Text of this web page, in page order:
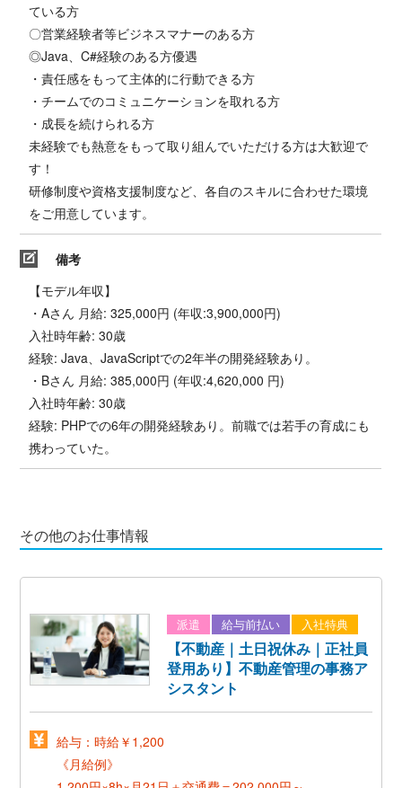
ている方
〇営業経験者等ビジネスマナーのある方
◎Java、C#経験のある方優遇
・責任感をもって主体的に行動できる方
・チームでのコミュニケーションを取れる方
・成長を続けられる方
未経験でも熱意をもって取り組んでいただける方は大歓迎で
す！
研修制度や資格支援制度など、各自のスキルに合わせた環境
をご用意しています。
備考
【モデル年収】
・Aさん 月給: 325,000円 (年収:3,900,000円)
入社時年齢: 30歳
経験: Java、JavaScriptでの2年半の開発経験あり。
・Bさん 月給: 385,000円 (年収:4,620,000 円)
入社時年齢: 30歳
経験: PHPでの6年の開発経験あり。前職では若手の育成にも
携わっていた。
その他のお仕事情報
派遣 給与前払い 入社特典
【不動産｜土日祝休み｜正社員
登用あり】不動産管理の事務ア
シスタント
給与：時給￥1,200
《月給例》